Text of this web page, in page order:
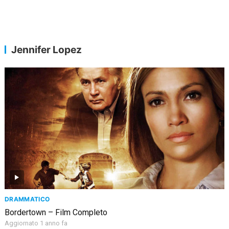
Jennifer Lopez
DRAMMATICO
Bordertown – Film Completo
Aggiornato 1 anno fa